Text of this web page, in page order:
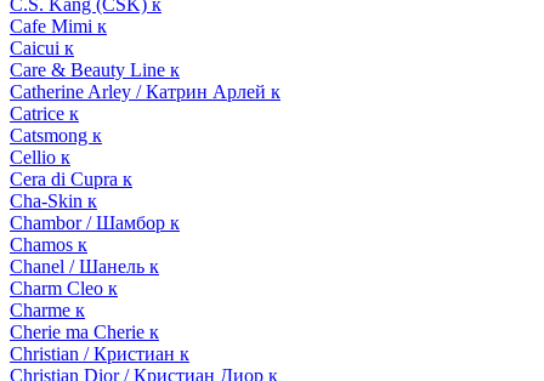
C.S. Kang (CSK) к
Cafe Mimi к
Caicui к
Care & Beauty Line к
Catherine Arley / Катрин Арлей к
Catrice к
Catsmong к
Cellio к
Cera di Cupra к
Cha-Skin к
Chambor / Шамбор к
Chamos к
Chanel / Шанель к
Charm Cleo к
Charme к
Cherie ma Cherie к
Christian / Кристиан к
Christian Dior / Кристиан Диор к